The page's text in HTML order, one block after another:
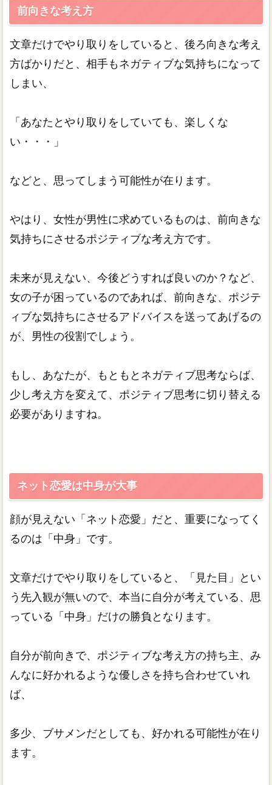
前向きな考え方
文章だけでやり取りをしていると、後ろ向きな考え
方ばかりだと、相手もネガティブな気持ちになって
しまい、
「あなたとやり取りをしていても、楽しくな
い・・・」
などと、思ってしまう可能性が在ります。
やはり、女性が男性に求めているものは、前向きな
気持ちにさせるポジティブな考え方です。
未来が見えない、今後どうすれば良いのか？など、
女の子が困っているのであれば、前向きな、ポジテ
ィブな気持ちにさせるアドバイスを送ってあげるの
が、男性の役割でしょう。
もし、あなたが、もともとネガティブ思考ならば、
少し考え方を変えて、ポジティブ思考に切り替える
必要がありますね。
ネット恋愛は中身が大事
顔が見えない「ネット恋愛」だと、重要になってく
るのは「中身」です。
文章だけでやり取りをしていると、「見た目」とい
う先入観が無いので、本当に自分が考えている、思
っている「中身」だけの勝負となります。
自分が前向きで、ポジティブな考え方の持ち主、み
んなに好かれるような優しさを持ち合わせていれ
ば、
多少、ブサメンだとしても、好かれる可能性が在り
ます。